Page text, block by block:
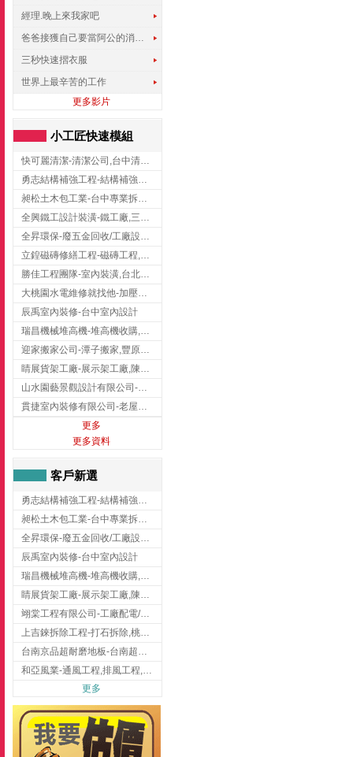
經理.晚上來我家吧
爸爸接獲自己要當阿公的消息，反應史上最可愛!!!
三秒快速摺衣服
世界上最辛苦的工作
更多影片
小工匠快速模組
快可麗清潔-清潔公司,台中清潔公司,台中居家清潔
勇志結構補強工程-結構補強工程 ,桃園結構補強工程,龍潭結構補強工程
昶松土木包工業-台中專業拆除工程/挖土機出租
全興鐵工設計裝潢-鐵工廠,三峽鐵工廠,台北鐵工廠
全昇環保-廢五金回收/工廠設備收購/機械設備回收/高價收購廠房設備
立鍠磁磚修繕工程-磁磚工程,磁磚修補,新竹磁磚工程
勝佳工程團隊-室內裝潢,台北房屋裝修,三重室內裝修
大桃園水電維修就找他-加壓馬達,抽水馬達,桃園水電行,中壢水電
辰禹室內裝修-台中室內設計
瑞昌機械堆高機-堆高機收購,新北市堆高機,桃園堆高機
迎家搬家公司-潭子搬家,豐原搬家,大雅搬家,大甲搬家,台中推薦搬家,台中搬家
睛展貨架工廠-展示架工廠,陳列架,台中展示架工廠
山水園藝景觀設計有限公司-景觀工程,景觀設計,新竹園藝工程,新竹景觀設計
貫捷室內裝修有限公司-老屋翻新工程,台中老屋翻新工程,台中舊屋翻新
更多
更多資料
客戶新選
勇志結構補強工程-結構補強工程 ,桃園結構補強工程,龍潭結構補強工程
昶松土木包工業-台中專業拆除工程/挖土機出租
全昇環保-廢五金回收/工廠設備收購/機械設備回收/高價收購廠房設備
辰禹室內裝修-台中室內設計
瑞昌機械堆高機-堆高機收購,新北市堆高機,桃園堆高機
睛展貨架工廠-展示架工廠,陳列架,台中展示架工廠
翊棠工程有限公司-工廠配電/高雄消防機電公司
上吉錸拆除工程-打石拆除,桃園打石拆除,桃園拆除工程
台南京品超耐磨地板-台南超耐磨地板
和亞風業-通風工程,排風工程,彰化通風工程,彰化排風工程
更多